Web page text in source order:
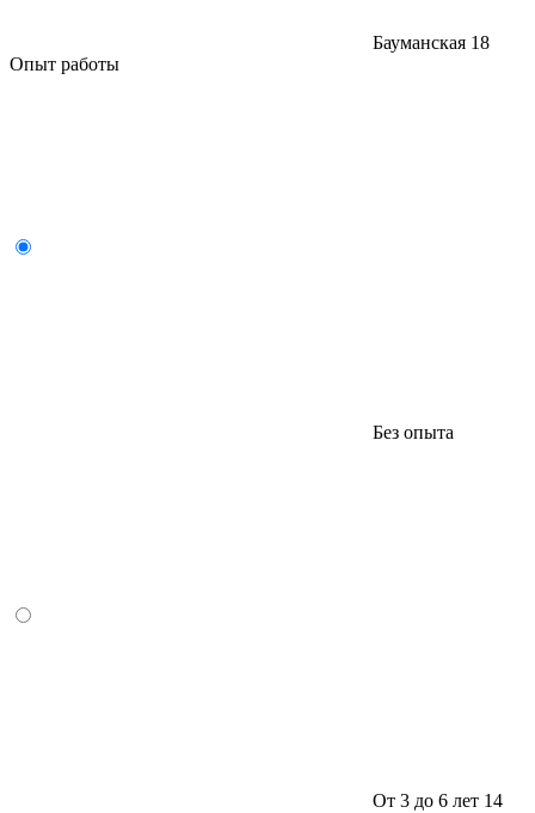
Бауманская 18
Опыт работы
Без опыта
От 3 до 6 лет 14